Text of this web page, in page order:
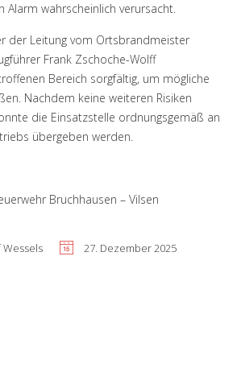
Alarm wahrscheinlich verursacht.
der Leitung vom Ortsbrandmeister
Frank Zschoche-Wolff
Bereich sorgfältig, um mögliche
Nachdem keine weiteren Risiken
die Einsatzstelle ordnungsgemäß an
übergeben werden.
Bruchhausen – Vilsen
Wessels 27. Dezember 2025